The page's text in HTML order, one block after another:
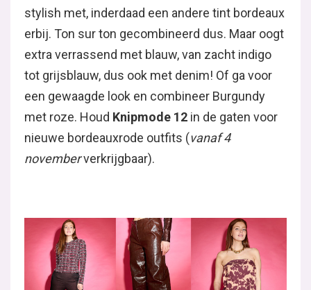
stylish met, inderdaad een andere tint bordeaux
erbij. Ton sur ton gecombineerd dus. Maar oogt
extra verrassend met blauw, van zacht indigo
tot grijsblauw, dus ook met denim! Of ga voor
een gewaagde look en combineer Burgundy
met roze. Houd Knipmode 12 in de gaten voor
nieuwe bordeauxrode outfits (vanaf 4
novemberverkrijgbaar).